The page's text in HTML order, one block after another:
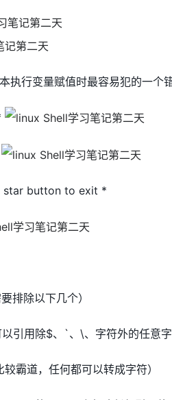
执行变量赋值时最容易犯的一个
button to exit *
排除以下几个）
用除$、`、\、字符外的任意字
道，任何都可以转成字符）